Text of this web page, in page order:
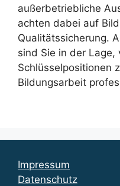
außerbetriebliche
achten dabei auf
Qualitätssicherung.
sind Sie in der
Schlüsselpositionen
Bildungsarbeit
Impressum
Datenschutz